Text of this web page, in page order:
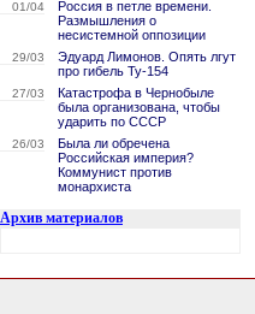
01/04
Россия в петле времени.
Размышления о
несистемной оппозиции
29/03
Эдуард Лимонов. Опять лгут
про гибель Ту-154
27/03
Катастрофа в Чернобыле
была организована, чтобы
ударить по СССР
26/03
Была ли обречена
Российская империя?
Коммунист против
монархиста
Архив материалов